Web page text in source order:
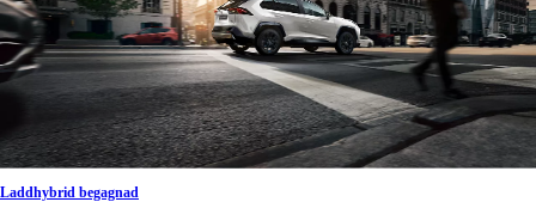
Laddhybrid begagnad